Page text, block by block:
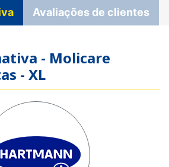
Avaliações de clientes
- Molicare
- XL